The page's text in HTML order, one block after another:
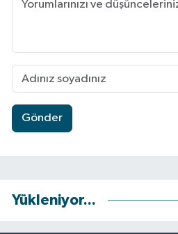
Gönder
Yükleniyor...